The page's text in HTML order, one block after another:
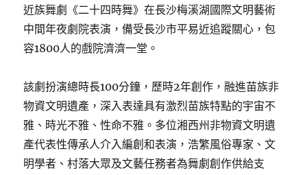
近族舞劇《二十四時舞》在長沙梅溪湖國際文明藝術
中間年夜劇院表演，備受長沙市平易近追蹤關心，包
容1800人的戲院濟濟一堂。
該劇扮演總時長100分鐘，歷時2年創作，融進苗族非
物資文明遺產，深入表達具有激烈苗族特點的宇宙不
雅、時光不雅、性命不雅。多位湘西州非物資文明遺
產代表性傳承人介入編創和表演，浩繁風俗專家、文
明學者、村落大眾及文藝任務者為舞劇創作供給支